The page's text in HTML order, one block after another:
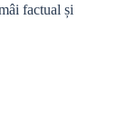
factual și